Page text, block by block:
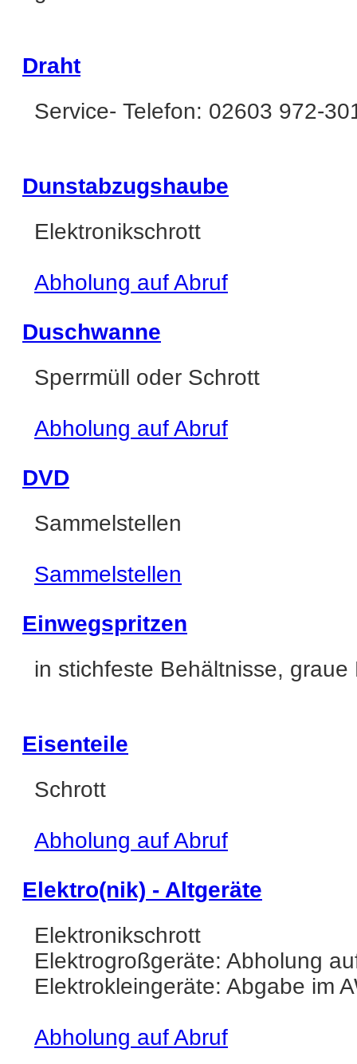
Draht
Service- Telefon: 02603 972-
Dunstabzugshaube
Elektronikschrott
Abholung auf Abruf
Duschwanne
Sperrmüll oder Schrott
Abholung auf Abruf
DVD
Sammelstellen
Sammelstellen
Einwegspritzen
in stichfeste Behältnisse, graue
Eisenteile
Schrott
Abholung auf Abruf
Elektro(nik) - Altgeräte
Elektronikschrott
Elektrogroßgeräte: Abholung
Elektrokleingeräte: Abgabe im
Abholung auf Abruf